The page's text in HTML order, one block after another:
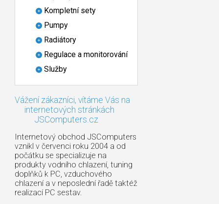
Kompletní sety
Pumpy
Radiátory
Regulace a monitorování
Služby
Vážení zákazníci, vítáme Vás na
internetových stránkách
JSComputers.cz
Internetový obchod JSComputers
vznikl v červenci roku 2004 a od
počátku se specializuje na
produkty vodního chlazení, tuning
doplňků k PC, vzduchového
chlazení a v neposlední řadě taktéž
realizací PC sestav.